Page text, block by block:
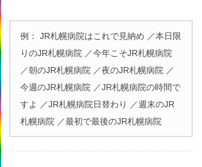
例： JR札幌病院はこれで見納め ／本日限
りのJR札幌病院 ／今年こそJR札幌病院
／朝のJR札幌病院 ／夜のJR札幌病院 ／
今週のJR札幌病院 ／JR札幌病院の時間で
すよ ／JR札幌病院日替わり ／週末のJR
札幌病院 ／最初で最後のJR札幌病院